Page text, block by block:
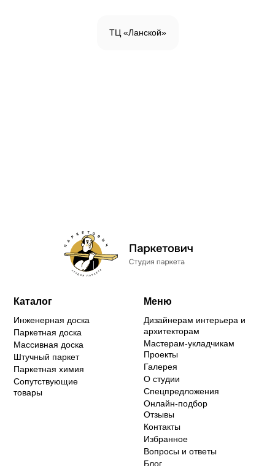
ТЦ «Ланской»
Каталог
Инженерная доска
Паркетная доска
Массивная доска
Штучный паркет
Паркетная химия
Сопутствующие
товары
Меню
Дизайнерам интерьера и
архитекторам
Мастерам-укладчикам
Проекты
Галерея
О студии
Спецпредложения
Онлайн-подбор
Отзывы
Контакты
Избранное
Вопросы и ответы
Блог